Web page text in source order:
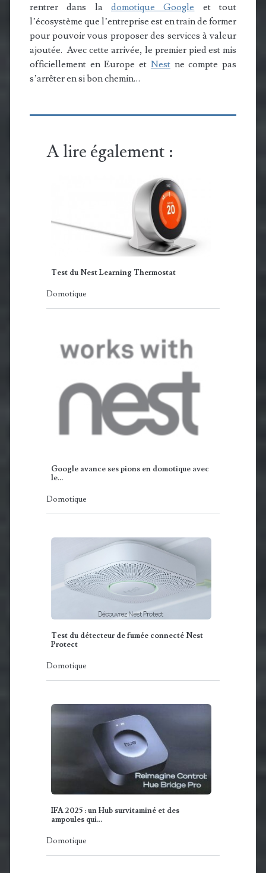
rentrer dans la domotique Google et tout
l’écosystème que l’entreprise est en train de former
pour pouvoir vous proposer des services à valeur
ajoutée. Avec cette arrivée, le premier pied est mis
officiellement en Europe et Nestne compte pas
s’arrêter en si bon chemin…
A lire également :
Test du Nest Learning Thermostat
Domotique
Google avance ses pions en domotique avec
le…
Domotique
Test du détecteur de fumée connecté Nest
Protect
Domotique
IFA 2025 : un Hub survitaminé et des
ampoules qui…
Domotique